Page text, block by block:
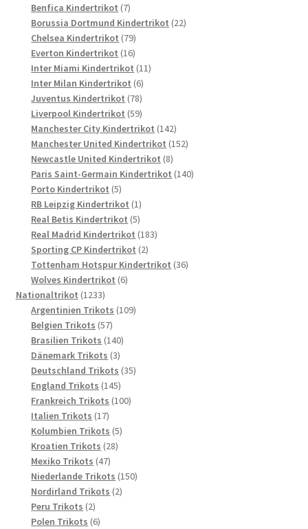
Benfica Kindertrikot 77
Produkte
Borussia Dortmund Kindertrikot 2222
Chelsea Kindertrikot 7979
Produkte
Everton Kindertrikot 1616
Produkte
Inter Miami Kindertrikot 1111
Inter Milan Kindertrikot 66
Produkte
Juventus Kindertrikot 7878
Produkte
Liverpool Kindertrikot 5959
Produkte
Manchester City Kindertrikot 142142
Produkte
Manchester United Kindertrikot 152152
Newcastle United Kindertrikot 88
Produkte
Paris Saint-Germain Kindertrikot 140140
Porto Kindertrikot 55
Produkte
RB Leipzig Kindertrikot 11
Produkt
Real Betis Kindertrikot 55
Produkte
Real Madrid Kindertrikot 183183
Sporting CP Kindertrikot 22
Produkte
Tottenham Hotspur Kindertrikot 3636
Wolves Kindertrikot 66
Nationaltrikot 12331233
Produkte
Argentinien Trikots 109109
Belgien Trikots 5757
Produkte
Brasilien Trikots 140140
Dänemark Trikots 33
Produkte
Deutschland Trikots 3535
England Trikots 145145
Produkte
Frankreich Trikots 100100
Italien Trikots 1717
Produkte
Kolumbien Trikots 55
Kroatien Trikots 2828
Mexiko Trikots 4747
Produkte
Niederlande Trikots 150150
Nordirland Trikots 22
Peru Trikots 22
Produkte
Polen Trikots 66